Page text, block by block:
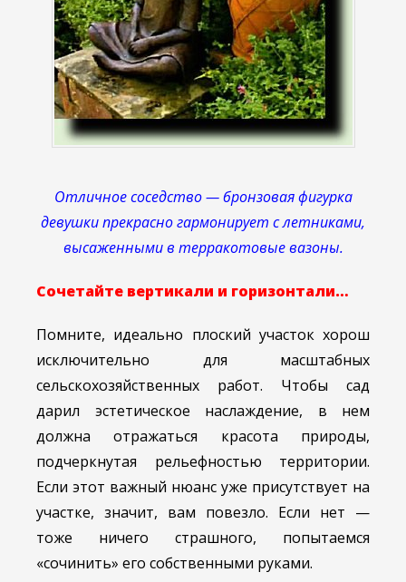
Отличное соседство — бронзовая фигурка
девушки прекрасно гармонирует с летниками,
высаженными в терракотовые вазоны.
Сочетайте вертикали и горизонтали…
Помните, идеально плоский участок хорош
исключительно для масштабных
сельскохозяйственных работ. Чтобы сад
дарил эстетическое наслаждение, в нем
должна отражаться красота природы,
подчеркнутая рельефностью территории.
Если этот важный нюанс уже присутствует на
участке, значит, вам повезло. Если нет —
тоже ничего страшного, попытаемся
«сочинить» его собственными руками.